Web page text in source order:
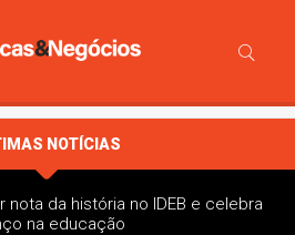
NOTÍCIAS
nota da história no IDEB e celebra
na educação